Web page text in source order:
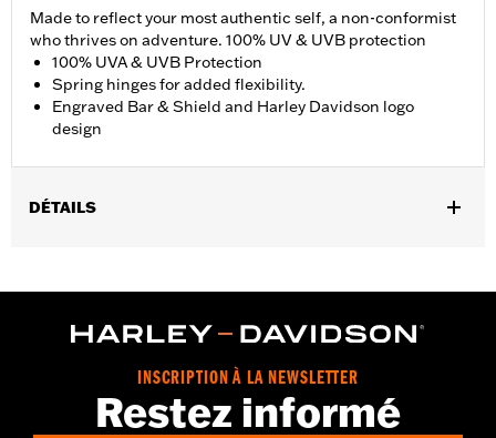
Made to reflect your most authentic self, a non-conformist
who thrives on adventure. 100% UV & UVB protection
100% UVA & UVB Protection
Spring hinges for added flexibility.
Engraved Bar & Shield and Harley Davidson logo
design
DÉTAILS
Functional Features:100% UV Protection,UVB protection
d.com/warrantyfor full details
INSCRIPTION À LA NEWSLETTER
Restez informé